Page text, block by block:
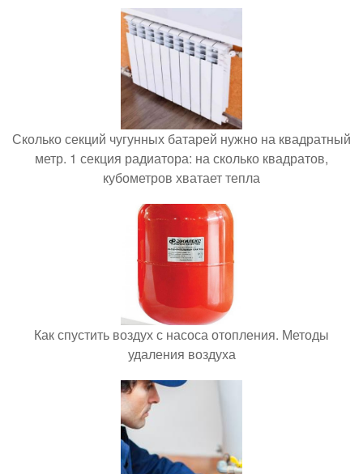
Сколько секций чугунных батарей нужно на квадратный
метр. 1 секция радиатора: на сколько квадратов,
кубометров хватает тепла
Как спустить воздух с насоса отопления. Методы
удаления воздуха